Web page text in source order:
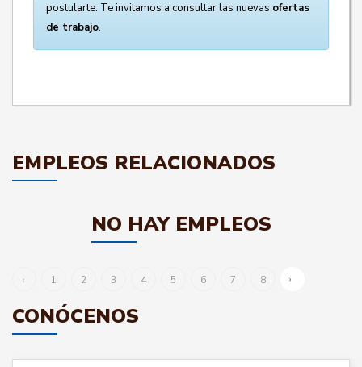
postularte. Te invitamos a consultar las nuevas ofertas
de trabajo.
EMPLEOS RELACIONADOS
NO HAY EMPLEOS
‹ 1 2 3 4 5 6 7 8 ›
CONÓCENOS